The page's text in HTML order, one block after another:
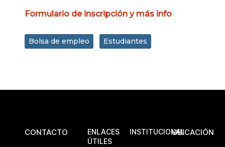
Formulario de inscripción y más info
Bolsa de empleo Estudiantes
CONTACTO
ENLACES
ÚTILES
INSTITUCIONALUBICACIÓN